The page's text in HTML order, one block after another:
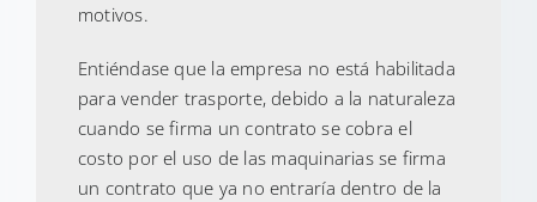
motivos.
Entiéndase que la empresa no está habilitada
para vender trasporte, debido a la naturaleza
cuando se firma un contrato se cobra el
costo por el uso de las maquinarias se firma
un contrato que ya no entraría dentro de la